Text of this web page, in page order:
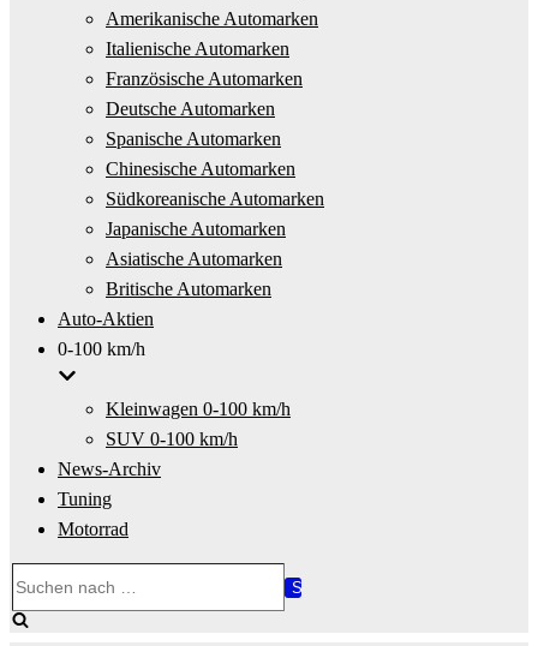
Amerikanische Automarken
Italienische Automarken
Französische Automarken
Deutsche Automarken
Spanische Automarken
Chinesische Automarken
Südkoreanische Automarken
Japanische Automarken
Asiatische Automarken
Britische Automarken
Auto-Aktien
0-100 km/h
Kleinwagen 0-100 km/h
SUV 0-100 km/h
News-Archiv
Tuning
Motorrad
nach …